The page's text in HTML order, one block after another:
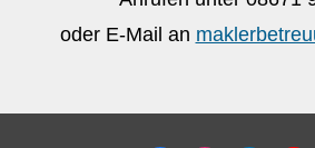
oder E-Mail an